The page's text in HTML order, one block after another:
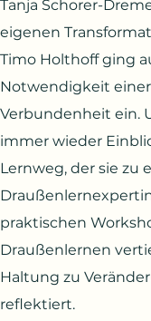
Tanja Schorer-
eigenen
Timo Holthoff ging
Notwendigkeit
Verbundenheit ein.
immer wieder
Lernweg, der sie zu
praktischen
Draußenlernen
Haltung zu
reflektiert.